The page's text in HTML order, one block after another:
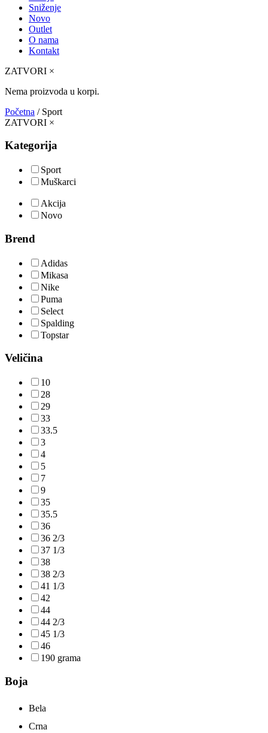
Sniženje
Novo
Outlet
O nama
Kontakt
ZATVORI ×
Nema proizvoda u korpi.
Početna / Sport
ZATVORI ×
Kategorija
Sport
Muškarci
Akcija
Novo
Brend
Adidas
Mikasa
Nike
Puma
Select
Spalding
Topstar
Veličina
10
28
29
33
33.5
3
4
5
7
9
35
35.5
36
36 2/3
37 1/3
38
38 2/3
41 1/3
42
44
44 2/3
45 1/3
46
190 grama
Boja
Bela
Crna